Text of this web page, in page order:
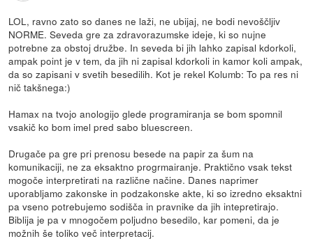
LOL, ravno zato so danes ne laži, ne ubijaj, ne bodi nevoščljiv
NORME. Seveda gre za zdravorazumske ideje, ki so nujne
potrebne za obstoj družbe. In seveda bi jih lahko zapisal kdorkoli,
ampak point je v tem, da jih ni zapisal kdorkoli in kamor koli ampak,
da so zapisani v svetih besedilih. Kot je rekel Kolumb: To pa res ni
nič takšnega:)
Hamax na tvojo anologijo glede programiranja se bom spomnil
vsakič ko bom imel pred sabo bluescreen.
Drugače pa gre pri prenosu besede na papir za šum na
komunikaciji, ne za eksaktno progrmairanje. Praktično vsak tekst
mogoče interpretirati na različne načine. Danes naprimer
uporabljamo zakonske in podzakonske akte, ki so izredno eksaktni
pa vseno potrebujemo sodišča in pravnike da jih intepretirajo.
Biblija je pa v mnogočem poljudno besedilo, kar pomeni, da je
možnih še toliko več interpretacij.